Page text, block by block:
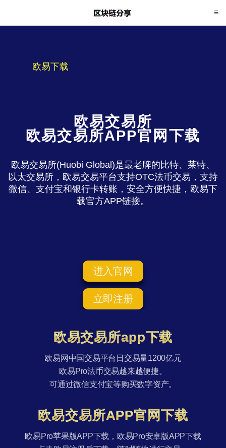
欧易下载
欧易交易所
欧易交易所APP官网下载
欧易交易所(Huobi Global)是最老牌的比特、莱特、
以太交易所，欧易交易平台支持OTC法币交易，支持
微信、支付宝和银行卡转账，安全方便快捷，欧易下
载官方APP链接。
进入官网
立即注册
欧易交易所app下载
欧易网中国交易平台日交易量1200亿元
欧易Pro法币交易越来越便捷。
可通过微信支付宝等购买数字资产。
欧易交易所APP官网下载
欧易Pro苹果版APP下载，欧易Pro安卓版APP下载